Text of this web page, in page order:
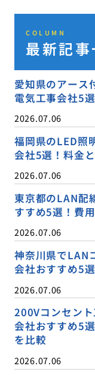
COLUMN
最新記事
愛知県のアース
電気工事会社5
2026.07.06
福岡県のLED照
会社5選！料金
2026.07.06
東京都のLAN配
すすめ5選！費
2026.07.06
神奈川県でLAN
会社おすすめ5
2026.07.06
200Vコンセン
会社おすすめ5
を比較
2026.07.06